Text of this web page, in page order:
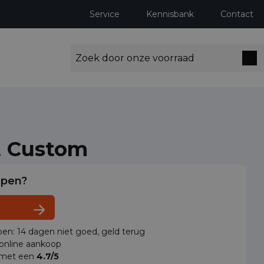
Service Kennisbank Contact
14 dagen niet goed, geld terug
aankoop
een 4.7/5